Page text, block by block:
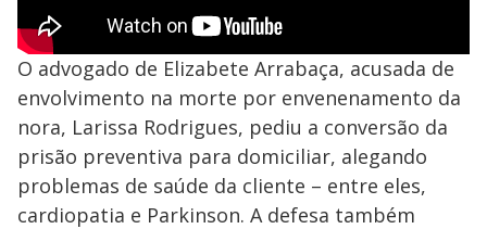
O advogado de Elizabete Arrabaça, acusada de
envolvimento na morte por envenenamento da
nora, Larissa Rodrigues, pediu a conversão da
prisão preventiva para domiciliar, alegando
problemas de saúde da cliente – entre eles,
cardiopatia e Parkinson. A defesa também